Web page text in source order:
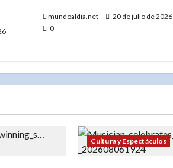
mundoaldia.net
20 de julio de 2026
0
Cultura y Espectáculos